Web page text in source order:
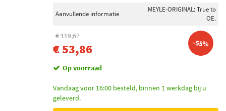
Aanvullende informatie
MEYLE-ORIGINAL: True to
OE.
€ 119,67
€ 53,86 -55%
Op voorraad
Vandaag voor 16:00 besteld, binnen 1 werkdag bij u
geleverd.